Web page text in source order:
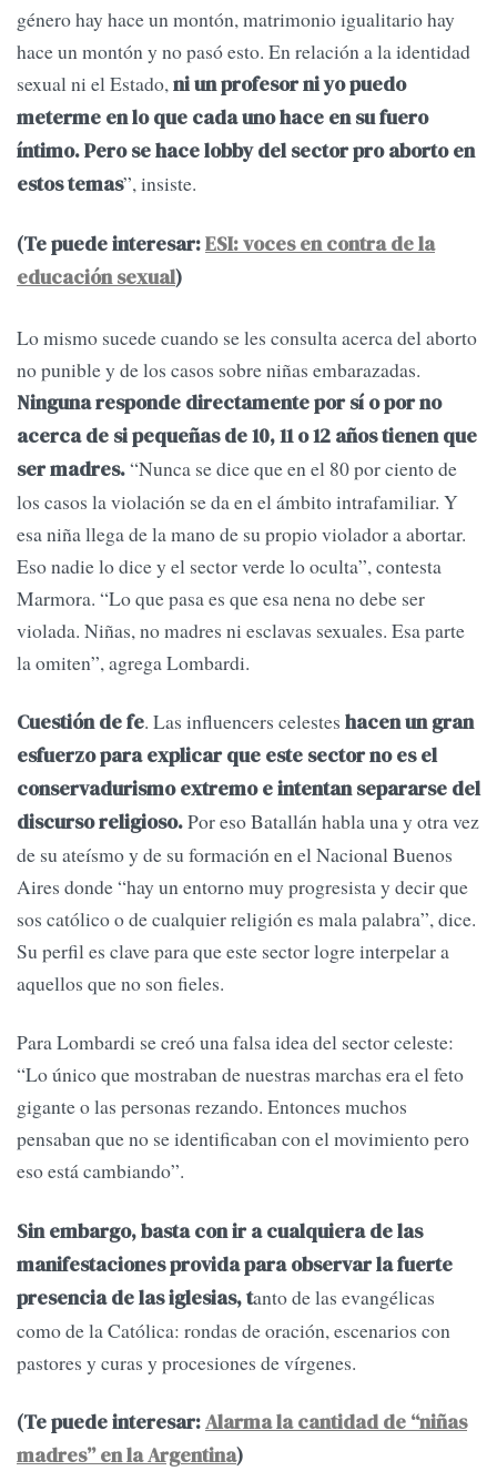
género hay hace un montón, matrimonio igualitario hay
hace un montón y no pasó esto. En relación a la identidad
sexual ni el Estado,ni un profesor ni yo puedo
meterme en lo que cada uno hace en su fuero
íntimo.Pero se hace lobby del sector pro aborto en
estos temas”, insiste.
(Te puede interesar:ESI: voces en contra de la
educación sexual)
Lo mismo sucede cuando se les consulta acerca del aborto
no punible y de los casos sobre niñas embarazadas.
Ninguna responde directamente por sí o por no
acerca de si pequeñas de 10, 11 o 12 años tienen que
ser madres.“Nunca se dice que en el 80 por ciento de
los casos la violación se da en el ámbito intrafamiliar. Y
esa niña llega de la mano de su propio violador a abortar.
Eso nadie lo dice y el sector verde lo oculta”, contesta
Marmora. “Lo que pasa es que esa nena no debe ser
violada. Niñas, no madres ni esclavas sexuales. Esa parte
la omiten”, agrega Lombardi.
Cuestión de fe. Las influencers celestes hacen un gran
esfuerzo para explicar que este sector no es el
conservadurismo extremo e intentan separarse del
discurso religioso.Por eso Batallán habla una y otra vez
de su ateísmo y de su formación en el Nacional Buenos
Aires donde “hay un entorno muy progresista y decir que
sos católico o de cualquier religión es mala palabra”, dice.
Su perfil es clave para que este sector logre interpelar a
aquellos que no son fieles.
Para Lombardi se creó una falsa idea del sector celeste:
“Lo único que mostraban de nuestras marchas era el feto
gigante o las personas rezando. Entonces muchos
pensaban que no se identificaban con el movimiento pero
eso está cambiando”.
Sin embargo, basta con ir a cualquiera de las
manifestaciones provida para observar la fuerte
presencia de las iglesias, tanto de las evangélicas
como de la Católica: rondas de oración, escenarios con
pastores y curas y procesiones de vírgenes.
(Te puede interesar:Alarma la cantidad de “niñas
madres” en la Argentina)